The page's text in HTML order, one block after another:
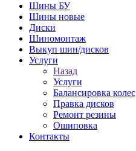
Шины БУ
Шины новые
Диски
Шиномонтаж
Выкуп шин/дисков
Услуги
Назад
Услуги
Балансировка колес
Правка дисков
Ремонт резины
Ошиповка
Контакты